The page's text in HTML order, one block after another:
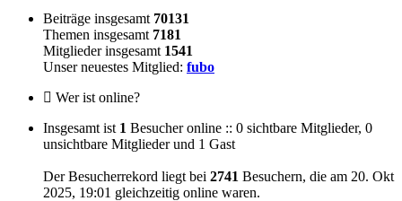
Beiträge insgesamt 70131
Themen insgesamt 7181
Mitglieder insgesamt 1541
Unser neuestes Mitglied: fubo
Wer ist online?
Insgesamt ist 1 Besucher online :: 0 sichtbare Mitglieder, 0
unsichtbare Mitglieder und 1 Gast
Der Besucherrekord liegt bei 2741 Besuchern, die am 20. Okt
2025, 19:01 gleichzeitig online waren.